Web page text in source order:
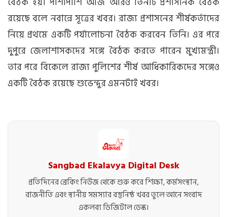
রয়েছে বলে নবান্নে সূত্রের খবর। রাজ্য প্রশাসনের শীর্ষকর্তাদের
নিয়ে প্রথমে একটি পর্যালোচনা বৈঠক করবেন তিনি। এর পরে
দুপুরে জেলাশাসকদের সঙ্গে বৈঠক করতে পারেন মুখ্যমন্ত্রী।
তার পরে বিকেলে রাজ্য পুলিশের শীর্ষ আধিকারিকদের সঙ্গেও
একটি বৈঠক রয়েছে শুভেন্দুর এমনটাই খবর।
Sangbad Ekalavya Digital Desk
প্রতিদিনের ব্রেকিং নিউজ থেকে শুরু করে শিক্ষা, কর্মসংস্থান,
রাজনীতি এবং স্থানীয় সমস্যার বস্তুনিষ্ঠ খবর তুলে আনে সংবাদ
একলব্য ডিজিটাল ডেস্ক।